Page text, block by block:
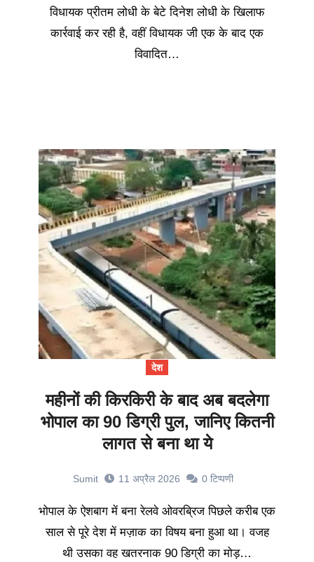
विधायक प्रीतम लोधी के बेटे दिनेश लोधी के खिलाफ
कार्रवाई कर रही है, वहीं विधायक जी एक के बाद एक
विवादित…
देश
महीनों की किरकिरी के बाद अब बदलेगा
भोपाल का 90 डिग्री पुल, जानिए कितनी
लागत से बना था ये
Sumit 11 अप्रैल 2026 0 टिप्पणी
भोपाल के ऐशबाग में बना रेलवे ओवरब्रिज पिछले करीब एक
साल से पूरे देश में मज़ाक का विषय बना हुआ था। वजह
थी उसका वह खतरनाक 90 डिग्री का मोड़…